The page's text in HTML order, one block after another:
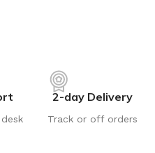
2-day Delivery
Track or off orders